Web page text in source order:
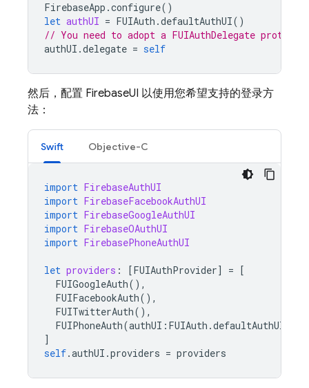
FirebaseApp .configure()
let authUI = FUIAuth .defaultAuthUI()
// You need to adopt a FUIAuthDelegate
authUI .delegate = self
然后，配置 FirebaseUI 以使用您希望支持的登录方
法：
Swift Objective-C
import FirebaseAuthUI
import FirebaseFacebookAuthUI
import FirebaseGoogleAuthUI
import FirebaseOAuthUI
import FirebasePhoneAuthUI
let providers : [FUIAuthProvider] = [
FUIGoogleAuth(),
FUIFacebookAuth(),
FUITwitterAuth(),
FUIPhoneAuth(authUI : FUIAuth .defaultAuthUI
]
self.authUI .providers = providers